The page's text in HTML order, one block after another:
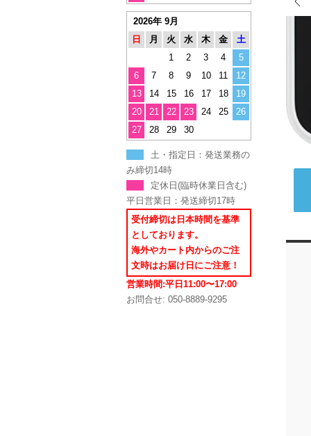
2026年 9月
日
月 火 水 木 金
土
1
2 3 4
5
6
7 8 9 10 11
12
13
14 15 16 17 18
19
20
21 22 23 24 25
26
27
28 29 30
土・指定日：発送業務の
み締切14時
定休日(臨時休業日含む)
平日営業日：発送締切17時
受付締切は日本時間を基準
としております。
海外やカート内からのご注
文時はお届け日にご注意！
営業時間:平日11:00〜17:00
お問合せ: 050-8889-9295